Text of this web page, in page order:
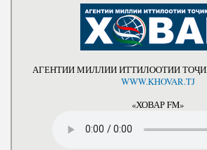
АГЕНТИИ МИЛЛИИ ИТТИЛООТИИ
WWW.KHOVAR.TJ
«ХОВАР FM»